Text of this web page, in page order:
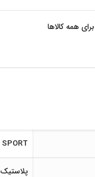
همه کالاها
SPORT
پلاستیک